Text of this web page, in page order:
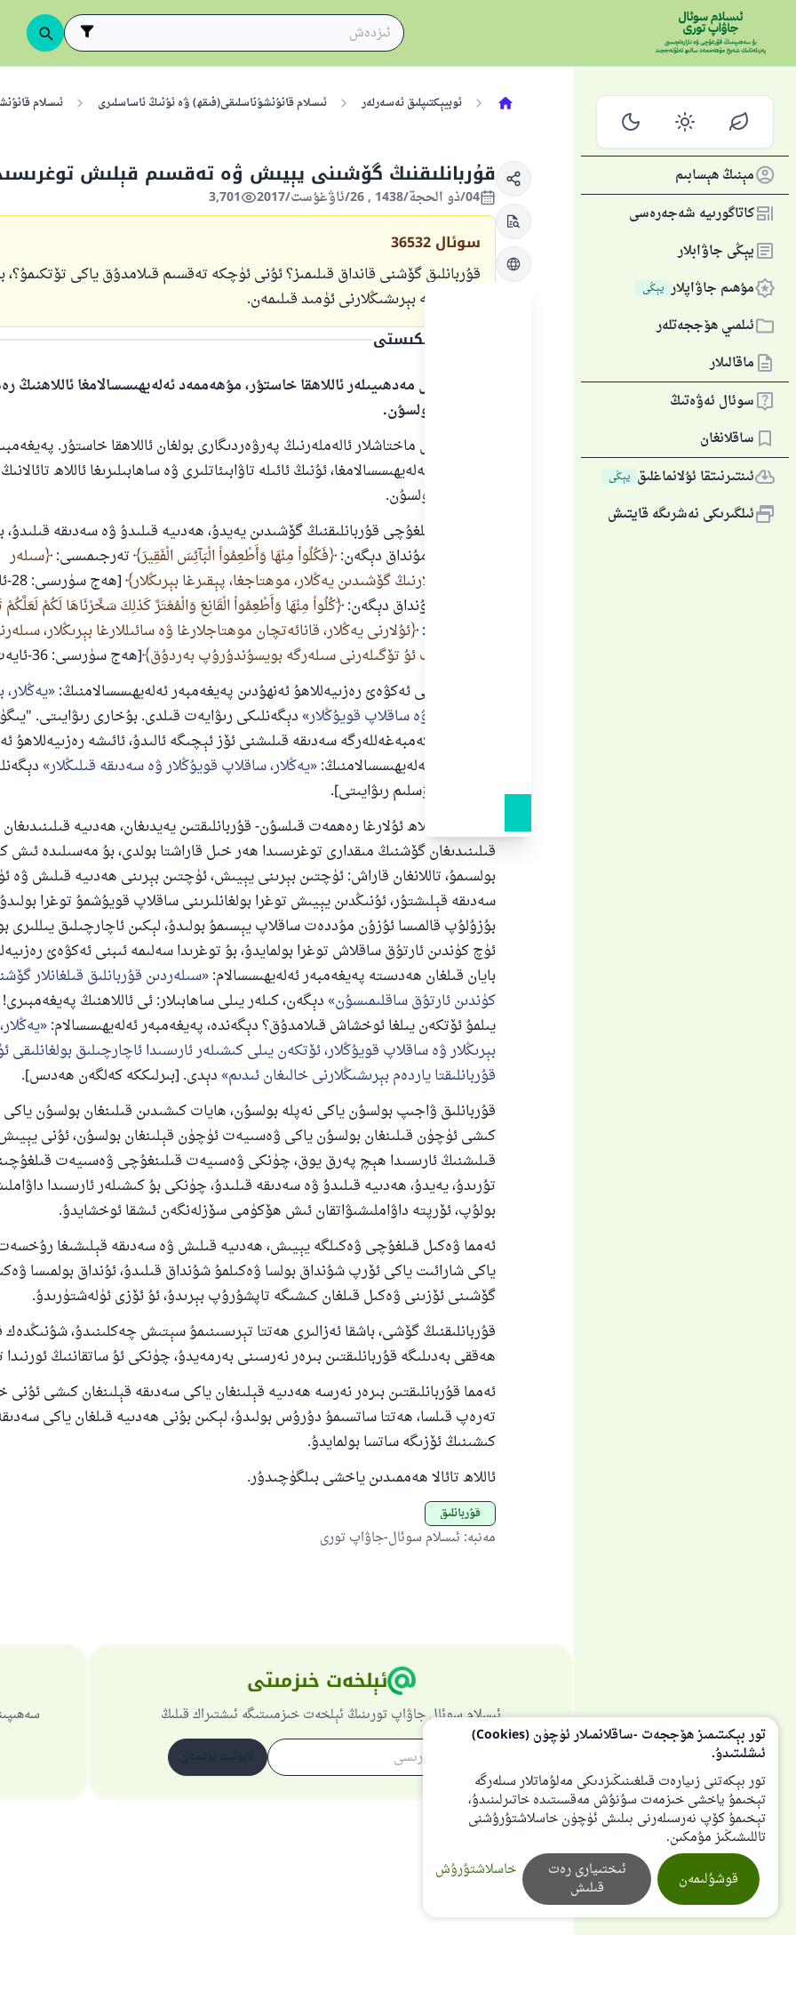
مېنىڭ ھېسابىم
كاتاگورىيە شەجەرەسى
يېڭى جاۋابلار
مۇھىم جاۋاپلار يېڭى
ئىلمىي ھۆججەتلەر
ماقالىلار
سوئال ئەۋەتىڭ
ساقلانغان
ئىنتىرنىتقا ئۇلانماغلىق يېڭى
ئىلگىرىكى نەشرىگە قايتىش
ئوبيېكتىپلىق ئەسەرلەر ئىسلام قانۇنشۇناسلىقى(فىقھ) ۋە ئۇنىڭ ئاساسلىرى ئىسلام
قۇربانلىقنىڭ گۆشىنى يېيىش ۋە تەقسىم قېلىش
04/ذو الحجة/1438 , 26/ئاۋغۇست/2017 3,701
سوئال 36532
قۇربانلىق گۆشنى قانداق قىلىمىز؟ ئۇنى ئۈچكە تەقسىم قىلامدۇق ياكى تۆتكىمۇ؟،
چۈشەنچە بېرىشىڭلارنى ئۈمىد قىلىمەن.
جاۋاپنىڭ تېكىستى
بارلىق گۈزەل مەدھىيىلەر ئاللاھقا خاستۇر، مۇھەممەد ئەلەيھىسسالامغا ئاللاھنىڭ
سالاملىرى بولسۇن.
بارلىق گۈزەل ماختاشلار ئالەملەرنىڭ پەرۋەردىگارى بولغان ئاللاھقا خاستۇر.
مۇھەممەد ئەلەيھىسسالامغا، ئۇنىڭ ئائىلە تاۋابىئاتلىرى ۋە ساھابىلىرىغا ئاللاھ
سالاملىرى بولسۇن.
قۇربانلىق قىلغۇچى قۇربانلىقنىڭ گۆشىدىن يەيدۇ، ھەدىيە قىلىدۇ ۋە سەدىقە قىلىدۇ،
ئاللاھ تائالا مۇنداق دېگەن: فَكُلُواْ مِنْهَا وَأَطْعِمُواْ الْبَآئِسَ الْفَقِيرَ تەرجىمىسى: سىلەر
قۇربانلىقىڭلارنىڭ گۆشىدىن يەڭلار، موھتاجغا، پېقىرغا بېرىڭلار
تائالا يەنە مۇنداق دېگەن: َكُلُواْ مِنْهَا وَأَطْعِمُواْ الْقَانِعَ وَالْمُعْتَرَّ كَذلِكَ سَخَّرْنَاهَا لَكُمْ
تەرجىمىسى: ئۇلارنى يەڭلار، قانائەتچان موھتاجلارغا ۋە سائىللارغا بېرىڭلار،
قىلسۇن دەپ ئۇ تۆگىلەرنى سىلەرگە بويسۇندۇرۇپ بەردۇق [ھەج سۈرىسى: 36-ئايەت].
سەلەمە ئىبنى ئەكۋەئ رەزىيەللاھۇ ئەنھۇدىن پەيغەمبەر ئەلەيھىسسالامنىڭ: يەڭلار،
يىگۈزۈڭلار ۋە ساقلاپ قويۇڭلار دېگەنلىكى رىۋايەت قىلدى. بۇخارى رىۋايىتى.
ھەدىيە ۋە كەمبەغەللەرگە سەدىقە قىلىشنى ئۆز ئېچىگە ئالىدۇ، ئائىشە رەزىيەللاھۇ
پەيغەمبەر ئەلەيھىسسالامنىڭ: يەڭلار، ساقلاپ قويۇڭلار ۋە سەدىقە قىلىڭلار
قىلىندى. [مۇسلىم رىۋايىتى].
ئۆلىمالار -ئاللاھ ئۇلارغا رەھمەت قىلسۇن- قۇربانلىقتىن يەيدىغان، ھەدىيە
قىلىنىدىغان گۆشنىڭ مىقدارى توغرىسىدا ھەر خىل قاراشتا بولدى، بۇ مەسىلىدە ئىش
بولسىمۇ، تاللانغان قاراش: ئۈچتىن بېرىنى يېيىش، ئۈچتىن بېرىنى ھەدىيە قىلىش ۋە
سەدىقە قېلىشتۇر، ئۇنىڭدىن يېيىش توغرا بولغانلىرىنى ساقلاپ قويۇشمۇ توغرا
بۇزۇلۇپ قالمىسا ئۇزۇن مۇددەت ساقلاپ يېسىمۇ بولىدۇ، لېكىن ئاچارچىلىق يىللىرى
ئۈچ كۈندىن ئارتۇق ساقلاش توغرا بولمايدۇ، بۇ توغرىدا سەلىمە ئىبنى ئەكۋەئ
بايان قىلغان ھەدىستە پەيغەمبەر ئەلەيھىسسالام: سىلەردىن قۇربانلىق قىلغانلار
كۈندىن ئارتۇق ساقلىمىسۇن دېگەن، كىلەر يىلى ساھابىلار: ئى ئاللاھنىڭ
يىلمۇ ئۆتكەن يىلغا ئوخشاش قىلامدۇق؟ دېگەندە، پەيغەمبەر ئەلەيھىسسالام:
بېرىڭلار ۋە ساقلاپ قويۇڭلار، ئۆتكەن يىلى كىشىلەر ئارىسىدا ئاچارچىلىق
قۇربانلىقتا ياردەم بېرىشىڭلارنى خالىغان ئىدىم دېدى. [بىرلىككە كەلگەن ھەدىس].
قۇربانلىق ۋاجىپ بولسۇن ياكى نەپلە بولسۇن، ھايات كىشىدىن قىلىنغان بولسۇن
كىشى ئۈچۈن قىلىنغان بولسۇن ياكى ۋەسىيەت ئۈچۈن قېلىنغان بولسۇن، ئۇنى
قىلىشنىڭ ئارىسىدا ھېچ پەرق يوق، چۈنكى ۋەسىيەت قىلىنغۇچى ۋەسىيەت
تۇرىدۇ، يەيدۇ، ھەدىيە قىلىدۇ ۋە سەدىقە قىلىدۇ، چۈنكى بۇ كىشىلەر ئارىسىدا
بولۇپ، ئۆرپتە داۋاملىشىۋاتقان ئىش ھۆكۈمى سۆزلەنگەن ئىشقا ئوخشايدۇ.
ئەمما ۋەكىل قىلغۇچى ۋەكىلگە يېيىش، ھەدىيە قىلىش ۋە سەدىقە قېلىشىغا رۇخسەت
ياكى شارائىت ياكى ئۆرپ شۇنداق بولسا ۋەكىلمۇ شۇنداق قىلىدۇ، ئۇنداق بولمىسا
گۆشىنى ئۆزىنى ۋەكىل قىلغان كىشىگە تاپشۇرۇپ بېرىدۇ، ئۇ ئۆزى ئۈلەشتۈرىدۇ.
قۇربانلىقنىڭ گۆشى، باشقا ئەزالىرى ھەتتا تېرىسىنىمۇ سېتىش چەكلىنىدۇ،
ھەققى بەدىلىگە قۇربانلىقتىن بىرەر نەرسىنى بەرمەيدۇ، چۈنكى ئۇ ساتقاننىڭ ئورنىدا
ئەمما قۇربانلىقتىن بىرەر نەرسە ھەدىيە قېلىنغان ياكى سەدىقە قېلىنغان كىشى ئۇنى
تەرەپ قىلسا، ھەتتا ساتسىمۇ دۇرۇس بولىدۇ، لېكىن بۇنى ھەدىيە قىلغان ياكى
كىشىنىڭ ئۆزىگە ساتسا بولمايدۇ.
ئاللاھ تائالا ھەممىدىن ياخشى بىلگۈچىدۇر.
قۇربانلىق
مەنبە: ئىسلام سوئال-جاۋاپ تورى
ئېلخەت خىزمىتى
ئىسلام سوئال جاۋاپ تورىنىڭ ئېلخەت خىزمىىتىگە ئىشتىراك قىلىڭ
110845 - نومۇرلۇق سوئالنىڭ جاۋابى
ساقلاپ قالدى
ئۇممەتكە جاۋاپ بېرىشىمىزگە ياردەم قىلىڭ
پەيغەمبەرئەلەيھىسسالام مۇنداق دېگەن:
ياخشىلىققا باشلارپ قويغان كىشى قىلغۇچىغا ئوخشاش ساۋاپقا
مۇسلىم رىۋايەت قىلغان (1893) ھەدىس
ئىئائە
تور بېكىتىمىز ھۆججەت -ساقلانمىلار ئۈچۈن (Cookies)
ئىشلىتىدۇ.
تور بېكەتنى زىيارەت قىلغىنىڭىزدىكى مەلۇماتلار سىلەرگە
تېخىمۇ ياخشى خىزمەت سۇنۇش مەقسىتىدە خاتىرلىنىدۇ،
تېخىمۇ كۆپ نەرسىلەرنى بىلىش ئۈچۈن خاسلاشتۇرۇشنى
تاللىشىڭىز مۇمكىن.
خاسلاشتۇرۇش
ئىختىيارى رەت
قىلىش قوشۇلىمەن